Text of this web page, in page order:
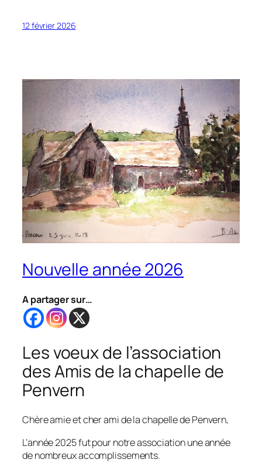
12 février 2026
Nouvelle année 2026
A partager sur…
Les voeux de l’association
des Amis de la chapelle de
Penvern
Chère amie et cher ami de la chapelle de Penvern,
L’année 2025 fut pour notre association une année
de nombreux accomplissements.